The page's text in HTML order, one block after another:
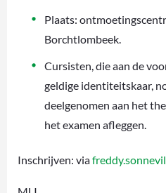
Plaats:
Borchtlombeek.
Cursisten, die aan de
geldige identiteitskaar,
deelgenomen aan het
het examen afleggen.
Inschrijven: via